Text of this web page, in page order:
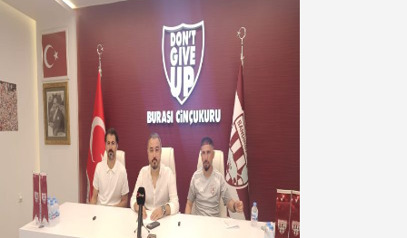
Oğuzbeyi : Transferlerde takımın
geleceğini, kulübün ekonomisini
düşündük